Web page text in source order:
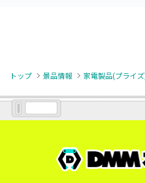
トップ 景品情報 家電製品(プライ